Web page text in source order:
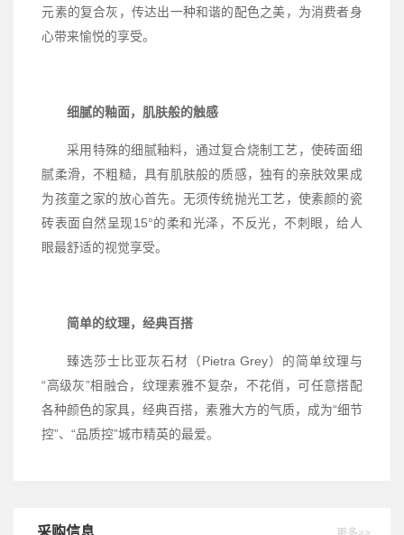
元素的复合灰，传达出一种和谐的配色之美，为消费者身
心带来愉悦的享受。
细腻的釉面，肌肤般的触感
采用特殊的细腻釉料，通过复合烧制工艺，使砖面细
腻柔滑，不粗糙，具有肌肤般的质感，独有的亲肤效果成
为孩童之家的放心首先。无须传统抛光工艺，使素颜的瓷
砖表面自然呈现15°的柔和光泽，不反光，不刺眼，给人
眼最舒适的视觉享受。
简单的纹理，经典百搭
臻选莎士比亚灰石材（Pietra Grey）的简单纹理与
“高级灰”相融合，纹理素雅不复杂，不花俏，可任意搭配
各种颜色的家具，经典百搭，素雅大方的气质，成为“细节
控”、“品质控”城市精英的最爱。